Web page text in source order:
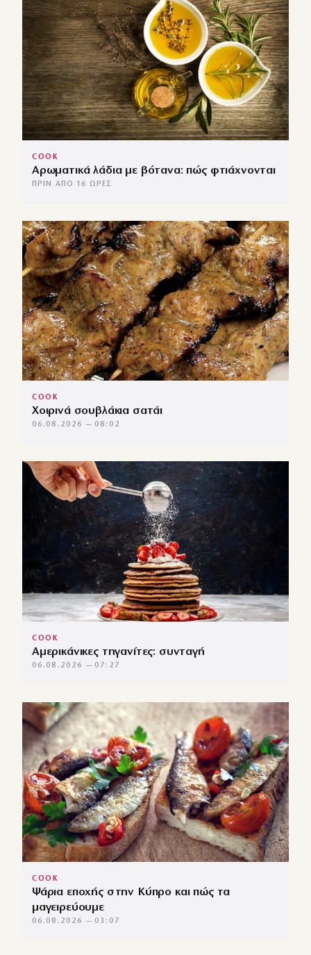
COOK
Αρωματικά λάδια με βότανα: πώς φτιάχνονται
ΠΡΙΝ ΑΠΌ 16 ΏΡΕΣ
COOK
Χοιρινά σουβλάκια σατάι
06.08.2026 — 08:02
COOK
Αμερικάνικες τηγανίτες: συνταγή
06.08.2026 — 07:27
COOK
Ψάρια εποχής στην Κύπρο και πώς τα
μαγειρεύουμε
06.08.2026 — 03:07